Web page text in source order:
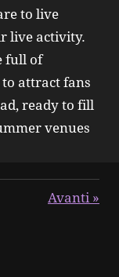
to live
live activity.
full of
attract fans
ready to fill
venues
Avanti »